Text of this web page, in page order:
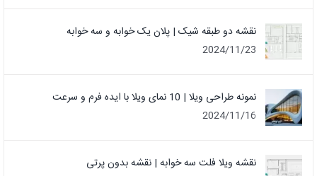
نقشه دو طبقه شیک | پلان یک خوابه و سه خوابه
2024/11/23
نمونه طراحی ویلا | 10 نمای ویلا با ایده فرم و سرعت
2024/11/16
نقشه ویلا فلت سه خوابه | نقشه بدون پرتی